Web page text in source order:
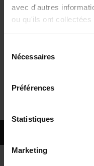
avec d'autres
ou qu'ils ont
Nécessaires
Préférences
Statistiques
Marketing